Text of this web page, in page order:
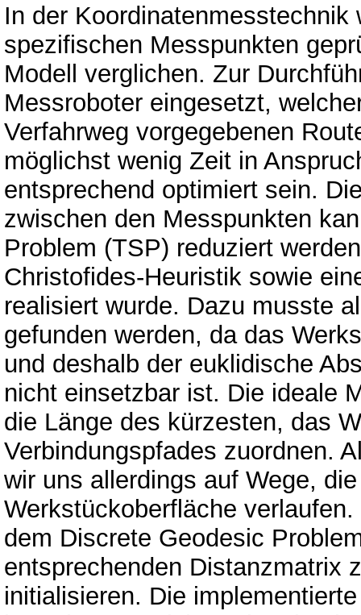
In der
spezifischen Messpunkten
Modell verglichen. Zur
Messroboter eingesetzt,
Verfahrweg vorgegebenen
möglichst wenig Zeit in
entsprechend optimiert sein.
zwischen den Messpunkten
Problem (TSP) reduziert
Christofides-Heuristik sowie
realisiert wurde. Dazu musste
gefunden werden, da das
und deshalb der euklidische
nicht einsetzbar ist. Die ideale
die Länge des kürzesten, das
Verbindungspfades zuordnen.
wir uns allerdings auf Wege,
Werkstückoberfläche
dem Discrete Geodesic
entsprechenden Distanzmatrix
initialisieren. Die